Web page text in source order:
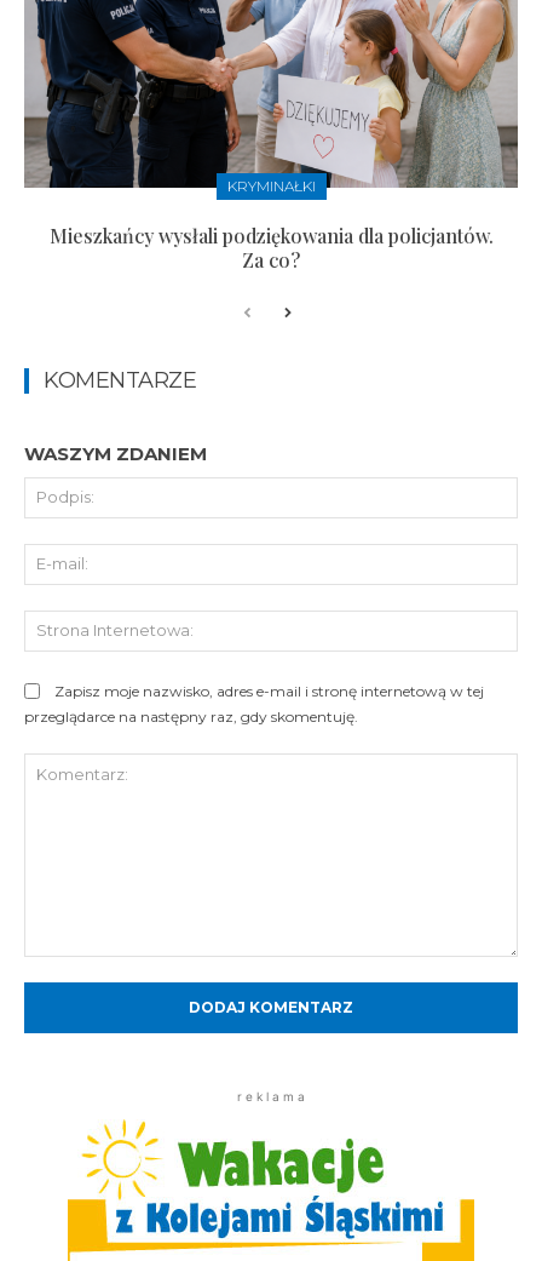
KRYMINAŁKI
Mieszkańcy wysłali podziękowania dla policjantów.
Za co?
KOMENTARZE
WASZYM ZDANIEM
Zapisz moje nazwisko, adres e-mail i stronę internetową w tej
przeglądarce na następny raz, gdy skomentuję.
r e k l a m a